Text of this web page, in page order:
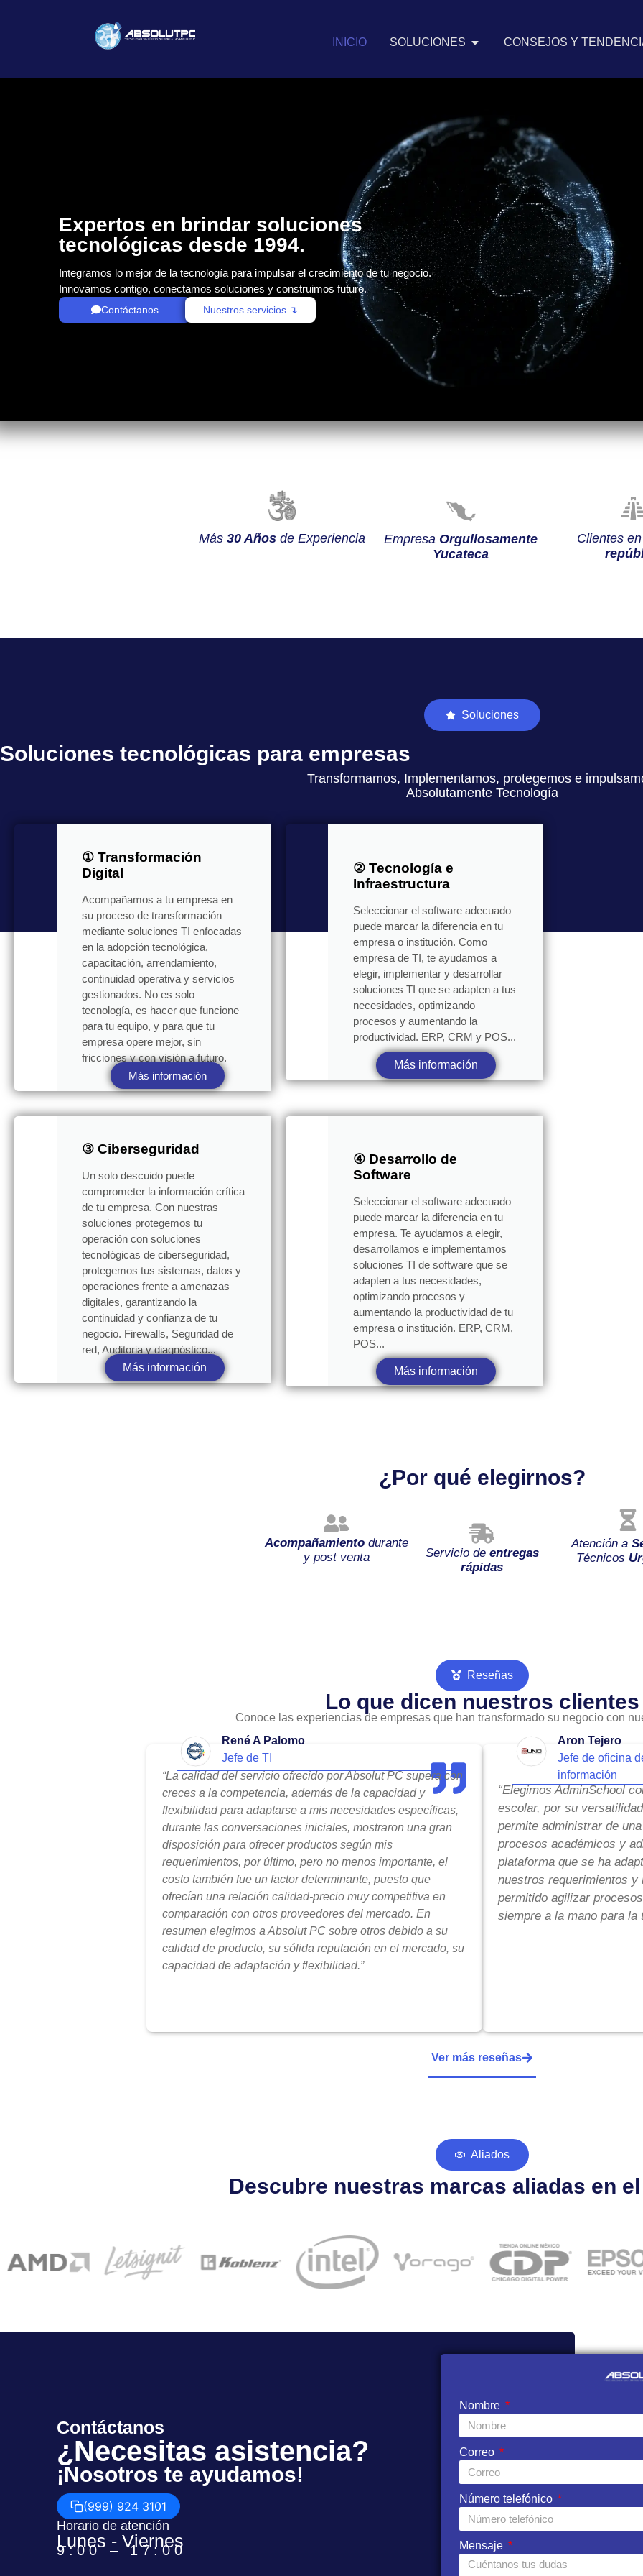
INICIO SOLUCIONES CONSEJOS Y
Expertos en brindar soluciones
tecnológicas desde 1994.
Integramos lo mejor de la tecnología para impulsar el crecimiento de tu negocio.
Innovamos contigo, conectamos soluciones y construimos futuro.
Contáctanos Nuestros servicios ↴
Más 30 Años de Experiencia Empresa Orgullosamente
Yucateca
Clientes
Soluciones
Soluciones tecnológicas para empresas
Transformamos, Implementamos, protegemos e
Absolutamente Tecnología
① Transformación
Digital
Acompañamos a tu empresa en
su proceso de transformación
mediante soluciones TI enfocadas
en la adopción tecnológica,
capacitación, arrendamiento,
continuidad operativa y servicios
gestionados. No es solo
tecnología, es hacer que funcione
para tu equipo, y para que tu
empresa opere mejor, sin
fricciones y con visión a futuro.
Más información
② Tecnología e
Infraestructura
Seleccionar el software adecuado
puede marcar la diferencia en tu
empresa o institución. Como
empresa de TI, te ayudamos a
elegir, implementar y desarrollar
soluciones TI que se adapten a tus
necesidades, optimizando
procesos y aumentando la
productividad. ERP, CRM y POS...
Más información
③ Ciberseguridad
Un solo descuido puede
comprometer la información crítica
de tu empresa. Con nuestras
soluciones protegemos tu
operación con soluciones
tecnológicas de ciberseguridad,
protegemos tus sistemas, datos y
operaciones frente a amenazas
digitales, garantizando la
continuidad y confianza de tu
negocio. Firewalls, Seguridad de
red, Auditoria y diagnóstico...
Más información
④ Desarrollo de
Software
Seleccionar el software adecuado
puede marcar la diferencia en tu
empresa. Te ayudamos a elegir,
desarrollamos e implementamos
soluciones TI de software que se
adapten a tus necesidades,
optimizando procesos y
aumentando la productividad de tu
empresa o institución. ERP, CRM,
POS...
Más información
¿Por qué elegirnos?
Acompañamientodurante
y post venta
Servicio de entregas
rápidas
Atención a
Técnicos
Reseñas
Lo que dicen nuestros clientes
Conoce las experiencias de empresas que han transformado su negocio con
René A Palomo
Jefe de TI
“La calidad del servicio ofrecido por Absolut PC supera con
creces a la competencia, además de la capacidad y
flexibilidad para adaptarse a mis necesidades específicas,
durante las conversaciones iniciales, mostraron una gran
disposición para ofrecer productos según mis
requerimientos, por último, pero no menos importante, el
costo también fue un factor determinante, puesto que
ofrecían una relación calidad-precio muy competitiva en
comparación con otros proveedores del mercado. En
resumen elegimos a Absolut PC sobre otros debido a su
calidad de producto, su sólida reputación en el mercado, su
capacidad de adaptación y flexibilidad.”
Aron Tejero
Jefe de oficina
información
“Elegimos AdminSchool
escolar, por su
permite administrar de
procesos académicos y
plataforma que se ha
nuestros requerimientos y
permitido agilizar
siempre a la mano para la
Ver más reseñas
Aliados
Descubre nuestras marcas aliadas en
Nombre
Correo
Número telefónico
Mensaje
Contáctanos
¿Necesitas asistencia?
¡Nosotros te ayudamos!
(999) 924 3101
Horario de atención
Lunes - Viernes
9:00 – 17:00